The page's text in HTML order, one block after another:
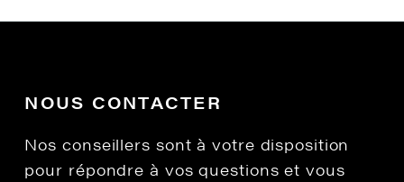
NOUS CONTACTER
Nos conseillers sont à votre disposition
pour répondre à vos questions et vous